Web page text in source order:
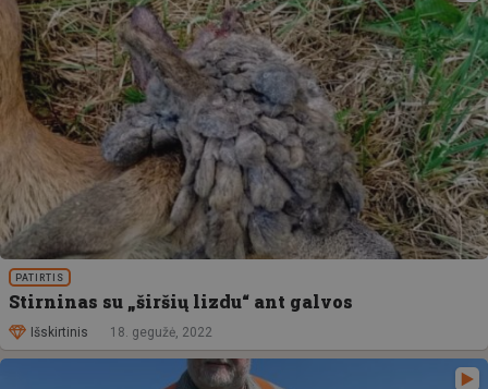
PATIRTIS
Stirninas su „širšių lizdu“ ant galvos
Išskirtinis 18. gegužė, 2022